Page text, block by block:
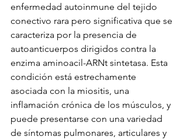
enfermedad autoinmune del tejido
conectivo rara pero significativa que se
caracteriza por la presencia de
autoanticuerpos dirigidos contra la
enzima aminoacil-ARNt sintetasa. Esta
condición está estrechamente
asociada con la miositis, una
inflamación crónica de los músculos, y
puede presentarse con una variedad
de síntomas pulmonares, articulares y